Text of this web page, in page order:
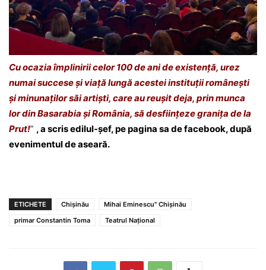
Cu ocazia împlinirii celor 100 de ani de existență, urez
numai succese și viață lungă acestei instituții românești
și minunaților săi artiști, care au reușit deja, prin munca
lor din Basarabia și România, să desființeze granița de la
Prut!” , a scris edilul-șef, pe pagina sa de facebook, după
evenimentul de aseară.
ETICHETE Chișinău
Mihai Eminescu" Chișinău
primar Constantin Toma
Teatrul Național